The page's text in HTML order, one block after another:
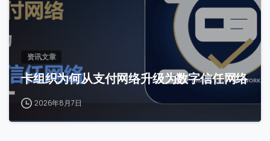
资讯文章
卡组织为何从支付网络升级为数字信任网络
2026年8月7日